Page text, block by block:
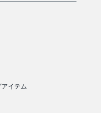
イテム